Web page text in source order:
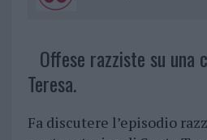
Offese razziste su una
Teresa.
Fa discutere l’episodio